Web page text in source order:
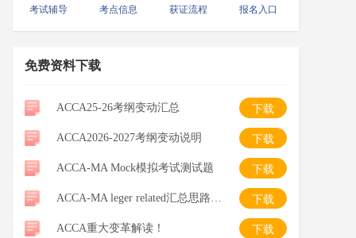
考试辅导 考点信息 获证流程 报名入口
免费资料下载
ACCA25-26考纲变动汇总 下载
ACCA2026-2027考纲变动说明 下载
ACCA-MA Mock模拟考试测试题 下载
ACCA-MA leger related汇总思路整理-笔记 下载
ACCA重大变革解读！ 下载